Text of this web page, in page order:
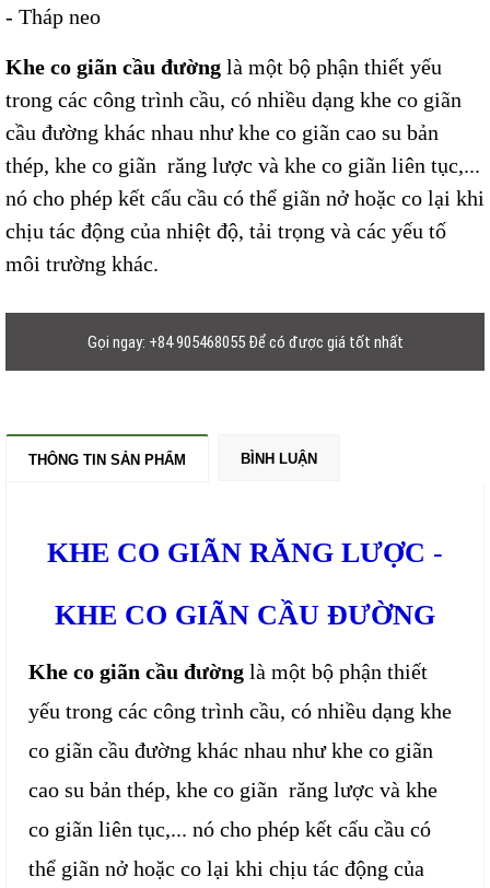
- Tháp neo
Khe co giãn cầu đường là một bộ phận thiết yếu
trong các công trình cầu, có nhiều dạng khe co giãn
cầu đường khác nhau như khe co giãn cao su bản
thép, khe co giãn răng lược và khe co giãn liên tục,...
nó cho phép kết cấu cầu có thể giãn nở hoặc co lại khi
chịu tác động của nhiệt độ, tải trọng và các yếu tố
môi trường khác.
Gọi ngay: +84 905468055 Để có được giá tốt nhất
THÔNG TIN SẢN PHẨM BÌNH LUẬN
KHE CO GIÃN RĂNG LƯỢC -
KHE CO GIÃN CẦU ĐƯỜNG
Khe co giãn cầu đường là một bộ phận thiết
yếu trong các công trình cầu, có nhiều dạng khe
co giãn cầu đường khác nhau như khe co giãn
cao su bản thép, khe co giãn răng lược và khe
co giãn liên tục,... nó cho phép kết cấu cầu có
thể giãn nở hoặc co lại khi chịu tác động của